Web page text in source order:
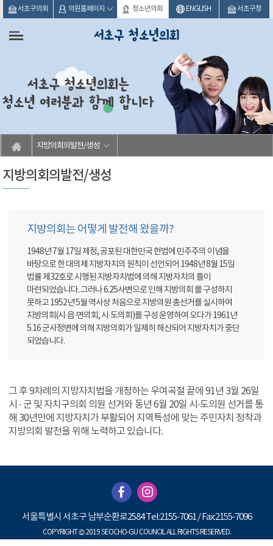
본문바로가기
서초구의회 의원홈페이지 청소년의회 ENGLISH 서초구청
지방의회의발전/생성
지방의회의발전/생성
지방의회는 어떻게 발전해 왔을까?
1948년 7월 17일 제정, 공포된 대한민국 헌법에 민주주의 이념을
바탕으로 한 대의제 지방자치의 원칙이 선언되어 1948년 8월 15일
법률 제32호로 시행된 지방자치법에 의해 지방자치의 틀이
마련되었습니다. 그러나 6.25사변으로 인해 지방의회 를 구성하지
못하고 1952년 5월 역사상 처음으로 지방의원 총선거를 실시하여
지방의회(시·읍·면의회, 시·도의회)를 구성 운영하여 오다가 1961년
5.16 군사정변에 의해 지방의회가 일제히 해산되어 지방자치가 중단
되었습니다.
그 후 9차례의 지방자치법을 개정하는 우여곡절 끝에 91년 3월 26일
시 · 군 및 자치구의회 의원 선거와 동년 6월 20일 시·도의원 선거를 통
해 30년만에 지방자치가 부활되어 지역특성에 맞는 주민자치 정착과
지방의회 발전을 위해 노력하고 있습니다.
서울특별시 서초구 남부순환로2584 Tel:2155-7061 / Fax:2155-7096
COPYRIGHT © 2019 SEOCHO-GU COUNCIL ALL RIGHTS RESERVED.